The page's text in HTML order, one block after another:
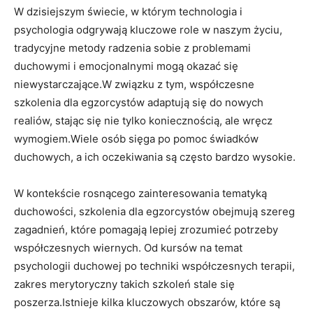
W‍ dzisiejszym świecie, w którym technologia i
psychologia​ odgrywają⁢ kluczowe⁢ role w⁢ naszym życiu,
tradycyjne‌ metody radzenia sobie⁢ z⁤ problemami
duchowymi i emocjonalnymi mogą okazać się
niewystarczające.W związku z ‌tym,​ współczesne
szkolenia dla egzorcystów adaptują się do nowych⁤
realiów,⁢ stając się ‌nie tylko koniecznością, ale wręcz
⁣wymogiem.Wiele osób sięga po pomoc świadków
duchowych, a⁤ ich oczekiwania są często bardzo wysokie.
W kontekście⁤ rosnącego zainteresowania tematyką
duchowości, szkolenia dla ‌egzorcystów obejmują ‍szereg
zagadnień, które ​pomagają lepiej⁤ zrozumieć potrzeby
współczesnych wiernych. Od ‌kursów na temat ​
psychologii‍ duchowej po techniki współczesnych terapii,‍
zakres merytoryczny takich szkoleń stale się
⁤poszerza.Istnieje kilka kluczowych obszarów,‌ które ‌są